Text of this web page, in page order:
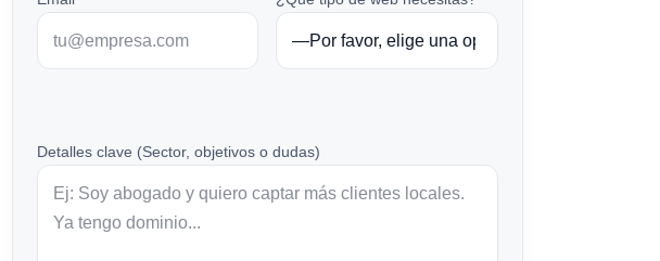
Detalles clave (Sector, objetivos o dudas)